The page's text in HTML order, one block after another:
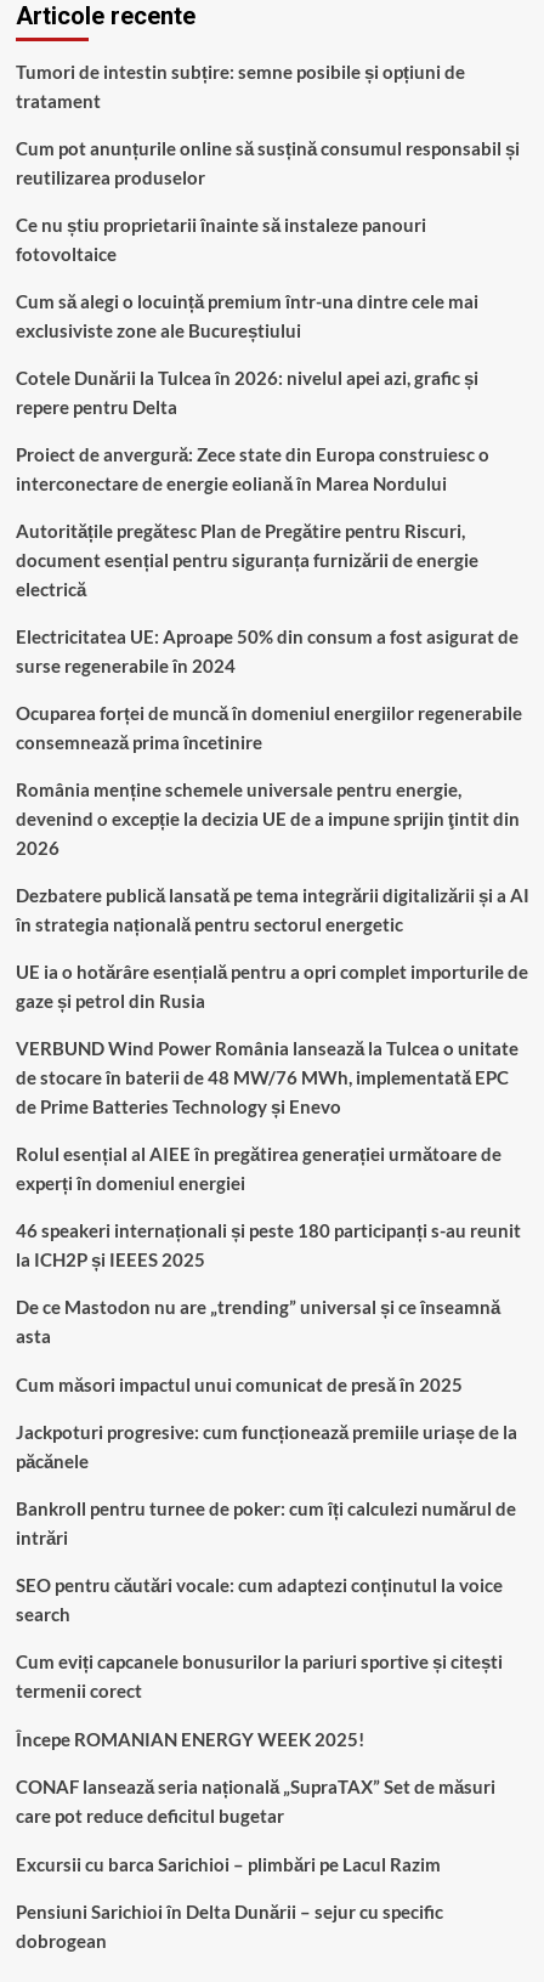
Articole recente
Tumori de intestin subțire: semne posibile și opțiuni de
tratament
Cum pot anunțurile online să susțină consumul responsabil și
reutilizarea produselor
Ce nu știu proprietarii înainte să instaleze panouri
fotovoltaice
Cum să alegi o locuință premium într-una dintre cele mai
exclusiviste zone ale Bucureștiului
Cotele Dunării la Tulcea în 2026: nivelul apei azi, grafic și
repere pentru Delta
Proiect de anvergură: Zece state din Europa construiesc o
interconectare de energie eoliană în Marea Nordului
Autoritățile pregătesc Plan de Pregătire pentru Riscuri,
document esențial pentru siguranța furnizării de energie
electrică
Electricitatea UE: Aproape 50% din consum a fost asigurat de
surse regenerabile în 2024
Ocuparea forței de muncă în domeniul energiilor regenerabile
consemnează prima încetinire
România menține schemele universale pentru energie,
devenind o excepție la decizia UE de a impune sprijin ţintit din
2026
Dezbatere publică lansată pe tema integrării digitalizării și a AI
în strategia națională pentru sectorul energetic
UE ia o hotărâre esențială pentru a opri complet importurile de
gaze și petrol din Rusia
VERBUND Wind Power România lansează la Tulcea o unitate
de stocare în baterii de 48 MW/76 MWh, implementată EPC
de Prime Batteries Technology și Enevo
Rolul esențial al AIEE în pregătirea generației următoare de
experți în domeniul energiei
46 speakeri internaționali și peste 180 participanți s-au reunit
la ICH2P și IEEES 2025
De ce Mastodon nu are „trending” universal și ce înseamnă
asta
Cum măsori impactul unui comunicat de presă în 2025
Jackpoturi progresive: cum funcționează premiile uriașe de la
păcănele
Bankroll pentru turnee de poker: cum îți calculezi numărul de
intrări
SEO pentru căutări vocale: cum adaptezi conținutul la voice
search
Cum eviți capcanele bonusurilor la pariuri sportive și citești
termenii corect
Începe ROMANIAN ENERGY WEEK 2025!
CONAF lansează seria națională „SupraTAX” Set de măsuri
care pot reduce deficitul bugetar
Excursii cu barca Sarichioi – plimbări pe Lacul Razim
Pensiuni Sarichioi în Delta Dunării – sejur cu specific
dobrogean